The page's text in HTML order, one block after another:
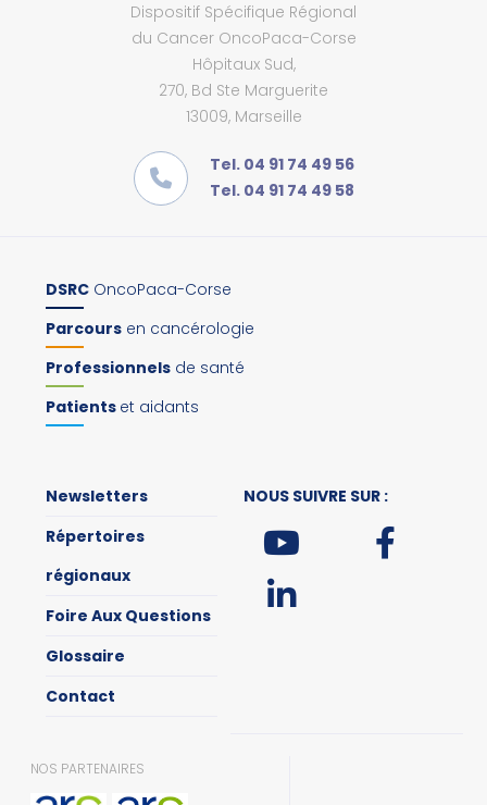
Dispositif Spécifique Régional
du Cancer OncoPaca-Corse
Hôpitaux Sud,
270, Bd Ste Marguerite
13009, Marseille
Tel. 04 91 74 49 56
Tel. 04 91 74 49 58
DSRC OncoPaca-Corse
Parcours en cancérologie
Professionnels de santé
Patients et aidants
Newsletters
Répertoires
régionaux
Foire Aux Questions
Glossaire
Contact
NOUS SUIVRE SUR :
NOS PARTENAIRES